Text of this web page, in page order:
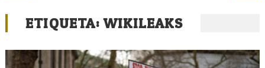
ETIQUETA:WIKILEAKS